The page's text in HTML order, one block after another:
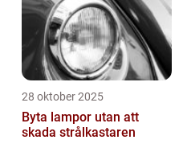
28 oktober 2025
Byta lampor utan att
skada strålkastaren